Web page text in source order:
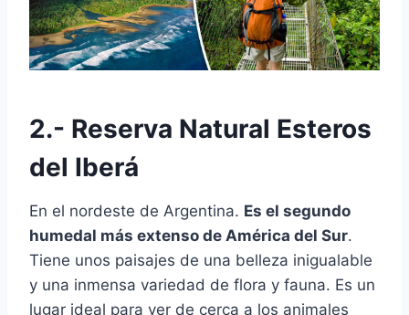
2.- Reserva Natural Esteros
del Iberá
En el nordeste de Argentina. Es el segundo
humedal más extenso de América del Sur.
Tiene unos paisajes de una belleza inigualable
y una inmensa variedad de flora y fauna. Es un
lugar ideal para ver de cerca a los animales